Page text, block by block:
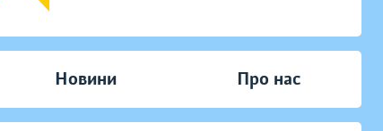
Новини Про нас